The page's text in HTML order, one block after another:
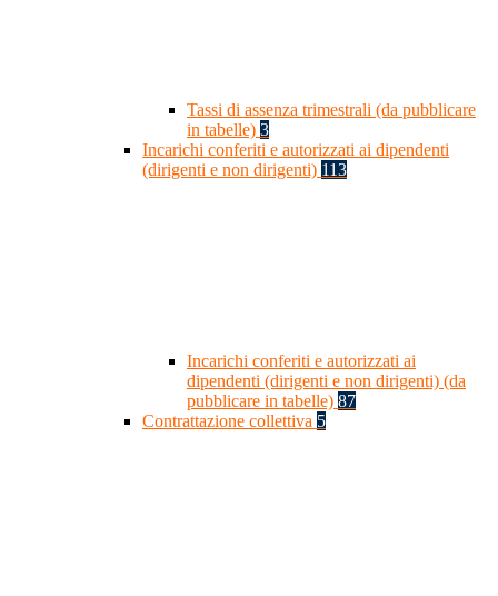
Tassi di assenza trimestrali (da pubblicare
in tabelle) 3
Incarichi conferiti e autorizzati ai dipendenti
(dirigenti e non dirigenti) 113
Incarichi conferiti e autorizzati ai
dipendenti (dirigenti e non dirigenti) (da
pubblicare in tabelle) 87
Contrattazione collettiva 5